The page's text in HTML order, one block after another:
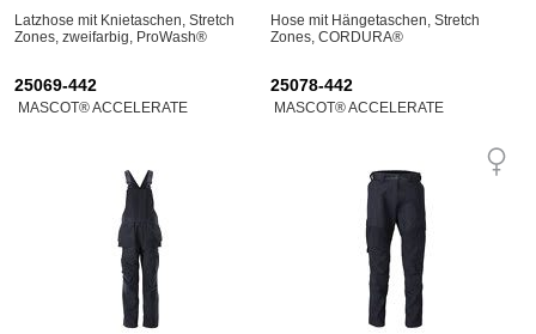
Latzhose mit Knietaschen, Stretch
Zones, zweifarbig, ProWash®
Hose mit Hängetaschen, Stretch
Zones, CORDURA®
25069-442
MASCOT® ACCELERATE
25078-442
MASCOT® ACCELERATE